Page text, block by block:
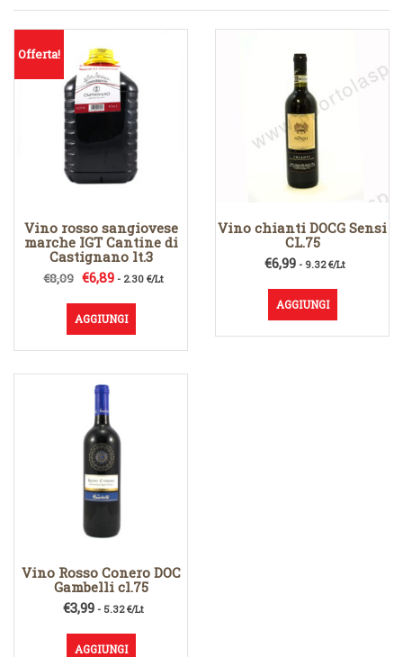
Offerta!
Vino rosso sangiovese
marche IGT Cantine di
Castignano lt.3
€8,09 Il
originale
era:
€8,09.
€6,89Il
attuale
è:
€6,89.
- 2.30 €/Lt
AGGIUNGI
Vino chianti DOCG Sensi
CL.75
€6,99- 9.32 €/Lt
AGGIUNGI
Vino Rosso Conero DOC
Gambelli cl.75
€3,99- 5.32 €/Lt
AGGIUNGI